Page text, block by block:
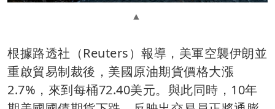
根據路透社（Reuters）報導，美軍空襲伊朗並
重啟貿易制裁後，美國原油期貨價格大漲
2.7%，來到每桶72.40美元。與此同時，10年